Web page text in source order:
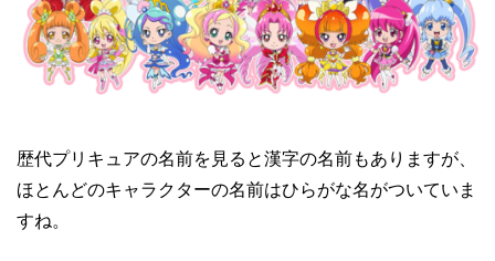
歴代プリキュアの名前を見ると漢字の名前もありますが、
ほとんどのキャラクターの名前はひらがな名がついていま
すね。